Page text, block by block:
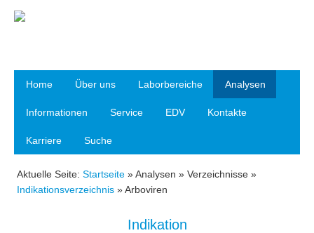
Google Plus
Facebook
Home Über uns Laborbereiche Analysen
Informationen Service EDV Kontakte
Karriere Suche
Aktuelle Seite: Startseite »Analysen » Verzeichnisse »
Indikationsverzeichnis »Arboviren
Indikation